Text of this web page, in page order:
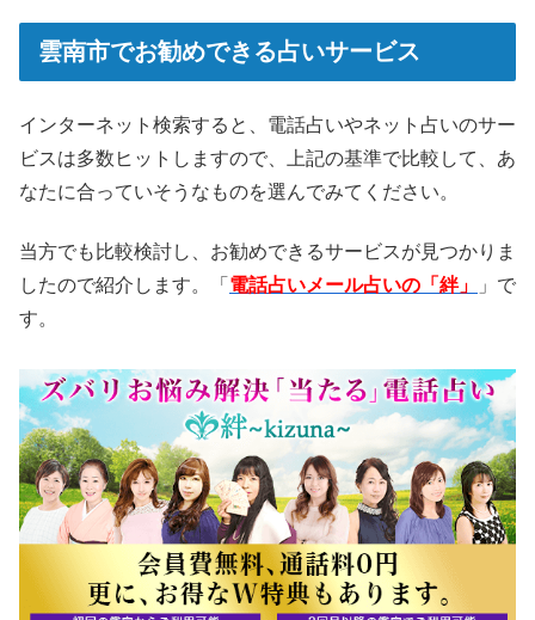
雲南市でお勧めできる占いサービス
インターネット検索すると、電話占いやネット占いのサー
ビスは多数ヒットしますので、上記の基準で比較して、あ
なたに合っていそうなものを選んでみてください。
当方でも比較検討し、お勧めできるサービスが見つかりま
したので紹介します。「 電話占いメール占いの「絆」
」で
す。